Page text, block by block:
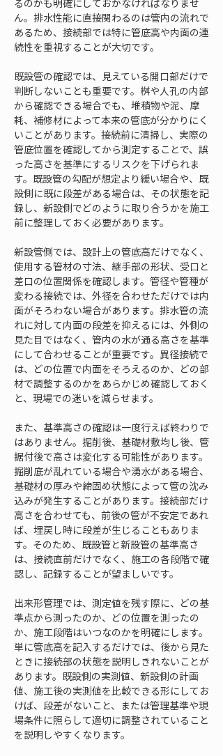
るのかも明確にしておかなければなりませ
ん。排水性能に直接関わるのは管内の流れで
あるため、接続部では特に管底高や内面の連
続性を重視することが大切です。
既設管の確認では、見えている開口部だけで
判断しないことも重要です。桝や人孔の内部
から確認できる場合でも、堆積物や泥、摩
耗、補修材によって本来の管底が分かりにく
いことがあります。接続前に清掃し、実際の
管底位置を確認してから測定することで、誤
った高さを基準にするリスクを下げられま
す。既設管の勾配が想定より緩い場合や、既
設側に既に段差がある場合は、その状態を記
録し、新設側でどのように取り合うかを施工
前に整理しておく必要があります。
新設管側では、設計上の管底高だけでなく、
使用する管材の寸法、継手部の形状、受口と
差口の位置関係を確認します。管径や管種が
変わる接続では、外径を合わせただけでは内
面がそろわない場合があります。排水管の流
れに対して内面の段差を抑えるには、外側の
見た目ではなく、管内の水が通る高さを基準
にして合わせることが重要です。異径接続で
は、どの位置で内面をそろえるのか、どの部
材で調整するのかをあらかじめ確認しておく
と、現場での迷いを減らせます。
また、基準高さの確認は一度行えば終わりで
はありません。掘削後、基礎材敷均し後、管
据付後で高さは変化する可能性があります。
掘削底が乱れている場合や湧水がある場合、
基礎材の厚みや締固め状態によって管の沈み
込みが発生することがあります。接続部だけ
高さを合わせても、前後の管が不安定であれ
ば、埋戻し時に段差が生じることもありま
す。そのため、既設管と新設管の基準高さ
は、接続直前だけでなく、施工の各段階で確
認し、記録することが望ましいです。
出来形管理では、測定値を残す際に、どの基
準点から測ったのか、どの位置を測ったの
か、施工段階はいつなのかを明確にします。
単に管底高を記入するだけでは、後から見た
ときに接続部の状態を説明しきれないことが
あります。既設側の実測値、新設側の計画
値、施工後の実測値を比較できる形にしてお
けば、段差がないこと、または管理基準や現
場条件に照らして適切に調整されていること
を説明しやすくなります。